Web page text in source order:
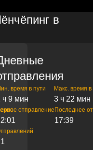
в
время в пути
ч 9 мин
Макс. время в
3 ч 22 мин
отправление Последнее
17:39